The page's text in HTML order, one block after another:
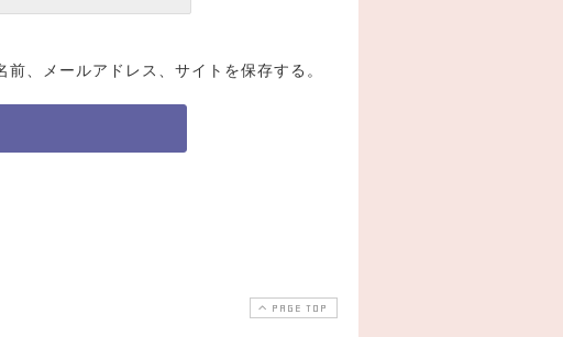
、メールアドレス、サイトを保存する。
PAGE TOP